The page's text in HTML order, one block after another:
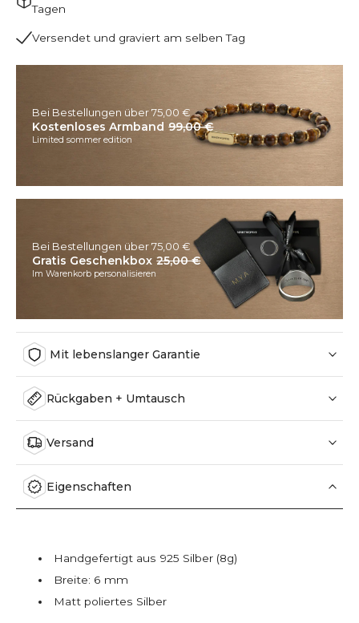
Tagen
Versendet und graviert am selben Tag
Bei Bestellungen über 75,00 €
Kostenloses Armband 99,00 €
Limited sommer edition
Bei Bestellungen über 75,00 €
Gratis Geschenkbox 25,00 €
Im Warenkorb personalisieren
Mit lebenslanger Garantie
Rückgaben + Umtausch
Versand
Eigenschaften
Handgefertigt aus 925 Silber (8g)
Breite: 6 mm
Matt poliertes Silber